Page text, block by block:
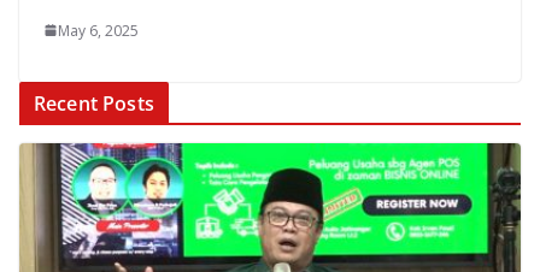
May 6, 2025
Recent Posts